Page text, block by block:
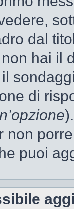
dal
hai il
di
non
puoi